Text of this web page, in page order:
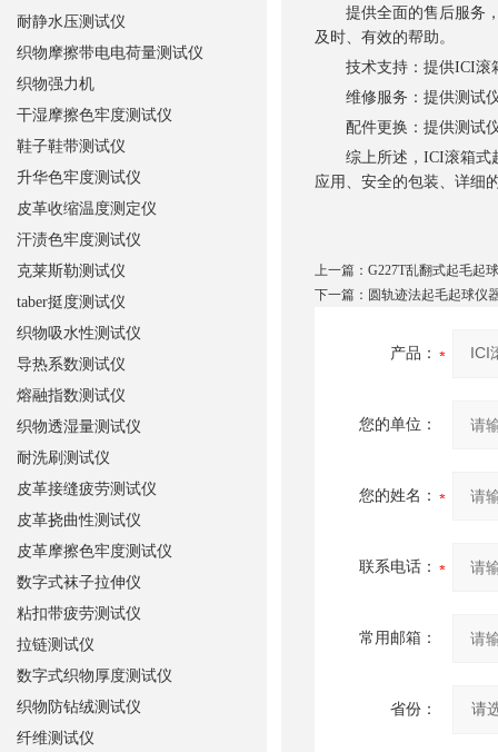
提供全面的售后服务，
及时、有效的帮助。
技术支持：提供ICI滚箱
维修服务：提供测试仪
配件更换：提供测试仪
综上所述，ICI滚箱式起
应用、安全的包装、详细
上一篇： G227T乱翻式起毛起
下一篇： 圆轨迹法起毛起球仪
产品：
您的单位：
您的姓名：
联系电话：
常用邮箱：
省份：
耐静水压测试仪
织物摩擦带电电荷量测试仪
织物强力机
干湿摩擦色牢度测试仪
鞋子鞋带测试仪
升华色牢度测试仪
皮革收缩温度测定仪
汗渍色牢度测试仪
克莱斯勒测试仪
taber挺度测试仪
织物吸水性测试仪
导热系数测试仪
熔融指数测试仪
织物透湿量测试仪
耐洗刷测试仪
皮革接缝疲劳测试仪
皮革挠曲性测试仪
皮革摩擦色牢度测试仪
数字式袜子拉伸仪
粘扣带疲劳测试仪
拉链测试仪
数字式织物厚度测试仪
织物防钻绒测试仪
纤维测试仪